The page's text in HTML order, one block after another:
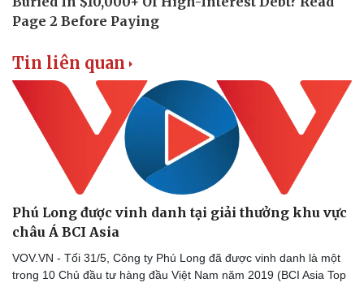
Tin liên quan
Phú Long được vinh danh tại giải thưởng khu vực
châu Á BCI Asia
VOV.VN - Tối 31/5, Công ty Phú Long đã được vinh danh là một
trong 10 Chủ đầu tư hàng đầu Việt Nam năm 2019 (BCI Asia Top